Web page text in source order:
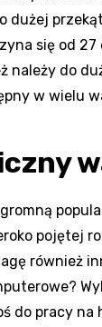
się od
należy do
w wielu
pojętej
również
do pracy